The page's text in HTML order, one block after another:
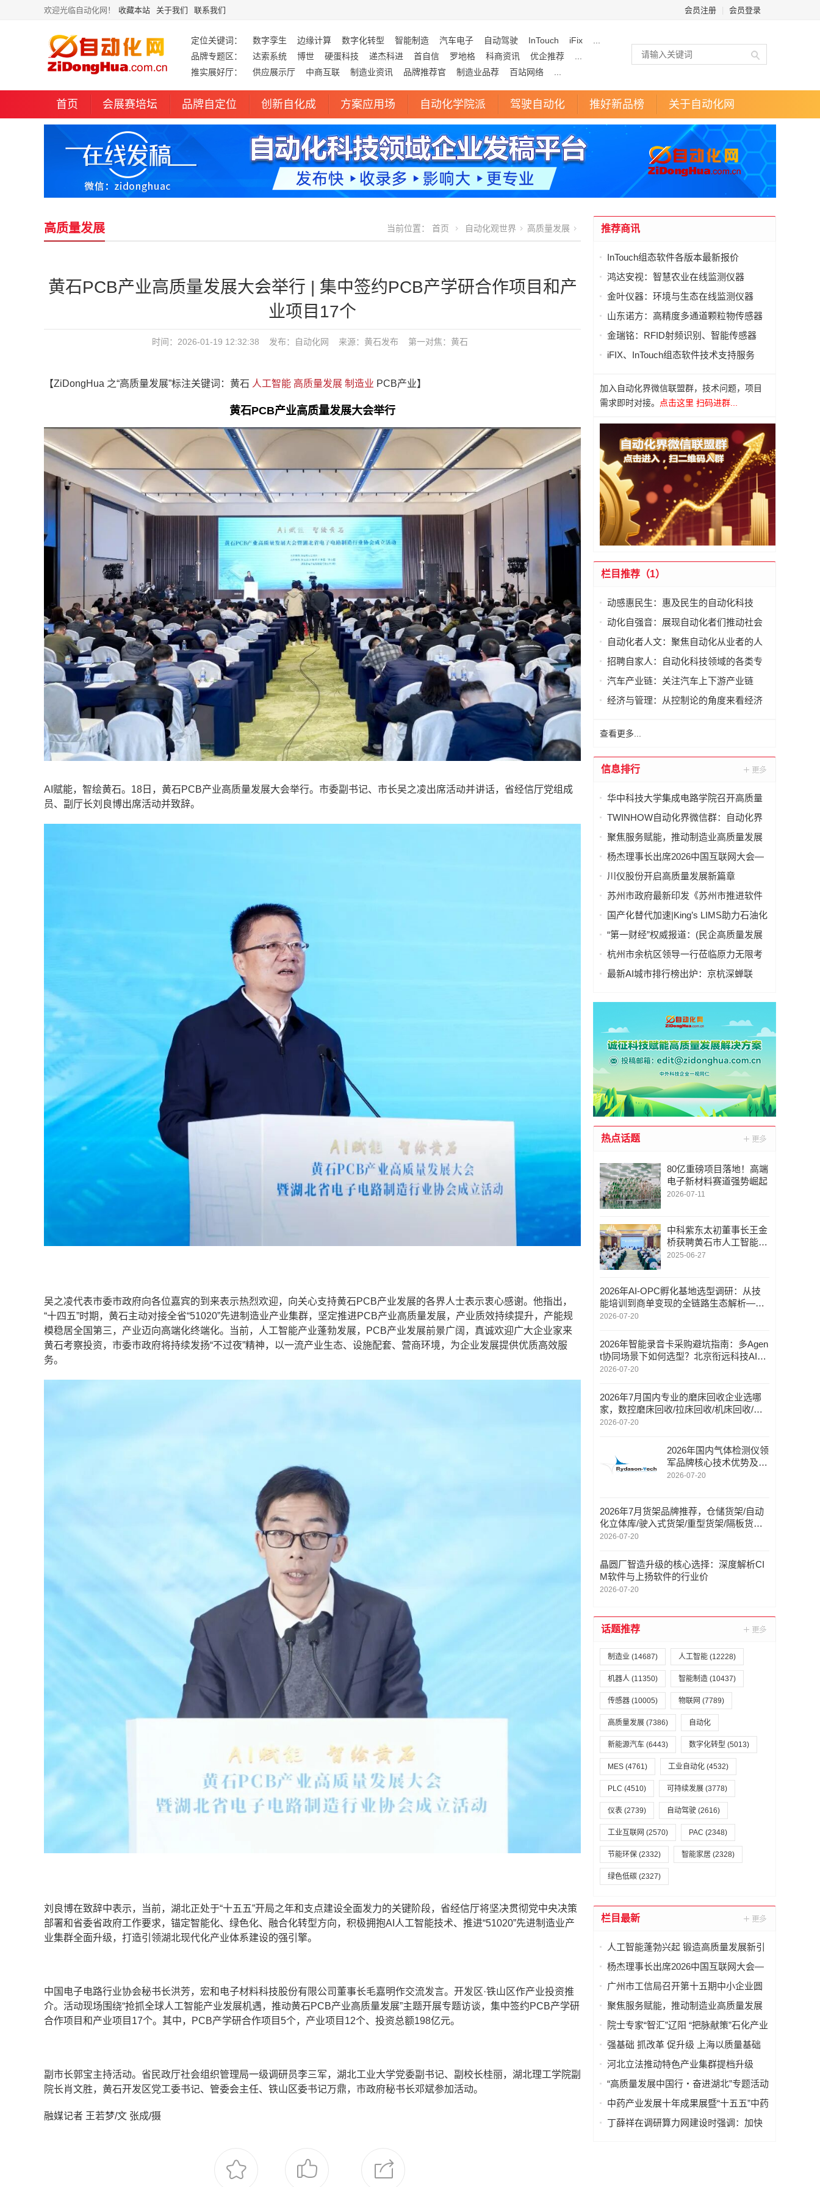
欢迎光临自动化网！ 收藏本站 关于我们 联系我们 会员注册 会员登录
定位关键词： 数字孪生 边缘计算 数字化转型 智能制造 汽车电子 自动驾驶 InTouch iFix
品牌专题区：
达索系统 博世 硬蛋科技 递杰科进 首自信 罗地格 科商资讯 优企推荐
推实展好厅：
供应展示厅 中商互联 制造业资讯 品牌推荐官 制造业品荐 百站网络
首页 会展赛培坛 品牌自定位 创新自化成 方案应用场 自动化学院派 驾驶自动化 推好新品榜 关于自动化网
高质量发展 当前位置： 首页 自动化观世界 高质量发展
黄石PCB产业高质量发展大会举行 | 集中签约PCB产学研合作项目和产
业项目17个
时间：2026-01-19 12:32:38 发布： 自动化网 来源：黄石发布 第一对焦： 黄石
【ZiDongHua 之“高质量发展”标注关键词：黄石 人工智能 高质量发展 制造业 PCB产业】
黄石PCB产业高质量发展大会举行
AI赋能，智绘黄石。18日，黄石PCB产业高质量发展大会举行。市委副书记、市长吴之凌出席活动并讲话，省经信厅党组成
员、副厅长刘良博出席活动并致辞。
吴之凌代表市委市政府向各位嘉宾的到来表示热烈欢迎，向关心支持黄石PCB产业发展的各界人士表示衷心感谢。他指出，
“十四五”时期，黄石主动对接全省“51020”先进制造业产业集群，坚定推进PCB产业高质量发展，产业质效持续提升，产能规
模稳居全国第三，产业迈向高端化终端化。当前，人工智能产业蓬勃发展，PCB产业发展前景广阔，真诚欢迎广大企业家来
黄石考察投资，市委市政府将持续发扬“不过夜”精神，以一流产业生态、设施配套、营商环境，为企业发展提供优质高效服
务。
刘良博在致辞中表示，当前，湖北正处于“十五五”开局之年和支点建设全面发力的关键阶段，省经信厅将坚决贯彻党中央决策
部署和省委省政府工作要求，锚定智能化、绿色化、融合化转型方向，积极拥抱AI人工智能技术、推进“51020”先进制造业产
业集群全面升级，打造引领湖北现代化产业体系建设的强引擎。
中国电子电路行业协会秘书长洪芳，宏和电子材料科技股份有限公司董事长毛嘉明作交流发言。开发区·铁山区作产业投资推
介。活动现场围绕“抢抓全球人工智能产业发展机遇，推动黄石PCB产业高质量发展”主题开展专题访谈，集中签约PCB产学研
合作项目和产业项目17个。其中，PCB产学研合作项目5个，产业项目12个、投资总额198亿元。
副市长郭宝主持活动。省民政厅社会组织管理局一级调研员李三军，湖北工业大学党委副书记、副校长桂丽，湖北理工学院副
院长肖文胜，黄石开发区党工委书记、管委会主任、铁山区委书记万鼎，市政府秘书长邓斌参加活动。
融媒记者 王若梦/文 张成/摄
推荐商讯
InTouch组态软件各版本最新报价
鸿达安视：智慧农业在线监测仪器
金叶仪器：环境与生态在线监测仪器
山东诺方：高精度多通道颗粒物传感器
金瑞铭：RFID射频识别、智能传感器
iFIX、InTouch组态软件技术支持服务
加入自动化界微信联盟群，技术问题，项目
需求即时对接。
点击这里 扫码进群...
栏目推荐（1）
动感惠民生：惠及民生的自动化科技
动化自强音：展现自动化者们推动社会
进步发出的响亮声音
自动化者人文：聚焦自动化从业者的人
文思考
招聘自家人：自动化科技领域的各类专
家及人才需求资讯
汽车产业链：关注汽车上下游产业链
经济与管理：从控制论的角度来看经济
查看更多...
信息排行
华中科技大学集成电路学院召开高质量
发展论坛暨2025年度总结表彰会
TWINHOW自动化界微信群：自动化界
微信联盟群分行业入口导航
聚焦服务赋能，推动制造业高质量发展
——“服务型制造万里行”走进湖南常德
杨杰理事长出席2026中国互联网大会—
算电协同高质量发展会议并致辞
川仪股份开启高质量发展新篇章
苏州市政府最新印发《苏州市推进软件
产业高质量发展行动计划（2026～2027
国产化替代加速|King’s LIMS助力石油化
工行业数字化转型与高质量发展
“第一财经”权威报道：(民企高质量发展
调研)给机械臂装上轮子和大脑，工业机
杭州市余杭区领导一行莅临原力无限考
察指导，共话具身智能产业高质量发展
最新AI城市排行榜出炉：京杭深蝉联
热点话题
80亿重磅项目落地！高端
电子新材料赛道强势崛起
2026-07-11
中科紫东太初董事长王金
桥获聘黄石市人工智能城
市建设专家咨询委员会主
2025-06-27
2026年AI-OPC孵化基地选型调研：从技
能培训到商单变现的全链路生态解析——
华科未来
2026-07-20
2026年智能录音卡采购避坑指南：多Agen
t协同场景下如何选型？北京衔远科技AI专
家团智能录音卡
2026-07-20
2026年7月国内专业的磨床回收企业选哪
家，数控磨床回收/拉床回收/机床回收/气
动冲床回收，磨床回收厂家口碑推荐
2026-07-20
2026年国内气体检测仪领
军品牌核心技术优势及全
场景应用详解
2026-07-20
2026年7月货架品牌推荐，仓储货架/自动
化立体库/驶入式货架/重型货架/隔板货架/
层板货架/轻型货架，货架企业如何选
2026-07-20
晶圆厂智造升级的核心选择：深度解析CI
M软件与上扬软件的行业价
2026-07-20
话题推荐
制造业 (14687) 人工智能 (12228)
机器人 (11350) 智能制造 (10437)
传感器 (10005) 物联网 (7789)
高质量发展 (7386) 自动化
新能源汽车 (6443) 数字化转型 (5013)
MES (4761) 工业自动化 (4532)
PLC (4510) 可持续发展 (3778)
仪表 (2739) 自动驾驶 (2616)
工业互联网 (2570) PAC (2348)
节能环保 (2332) 智能家居 (2328)
绿色低碳 (2327)
栏目最新
人工智能蓬勃兴起 锻造高质量发展新引
擎
杨杰理事长出席2026中国互联网大会—
算电协同高质量发展会议并致辞
广州市工信局召开第十五期中小企业圆
桌会议推动固态变压器产业高质量发展
聚焦服务赋能，推动制造业高质量发展
——“服务型制造万里行”走进湖南常德
院士专家“智汇”辽阳 “把脉献策”石化产业
强基础 抓改革 促升级 上海以质量基础
设施赋能高端装备产业高质量发展
河北立法推动特色产业集群提档升级
“高质量发展中国行・奋进湖北”专题活动
走进武汉
中药产业发展十年成果展暨“十五五”中药
行业高质量发展大会在昌举办
丁薛祥在调研算力网建设时强调：加快